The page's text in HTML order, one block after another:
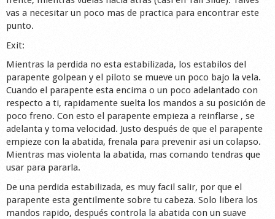
vas a necesitar un poco mas de practica para encontrar este
punto.
Exit:
Mientras la perdida no esta estabilizada, los estabilos del
parapente golpean y el piloto se mueve un poco bajo la vela.
Cuando el parapente esta encima o un poco adelantado con
respecto a ti, rapidamente suelta los mandos a su posición de
poco freno. Con esto el parapente empieza a reinflarse , se
adelanta y toma velocidad. Justo después de que el parapente
empieze con la abatida, frenala para prevenir asi un colapso.
Mientras mas violenta la abatida, mas comando tendras que
usar para pararla.
De una perdida estabilizada, es muy facil salir, por que el
parapente esta gentilmente sobre tu cabeza. Solo libera los
mandos rapido, después controla la abatida con un suave